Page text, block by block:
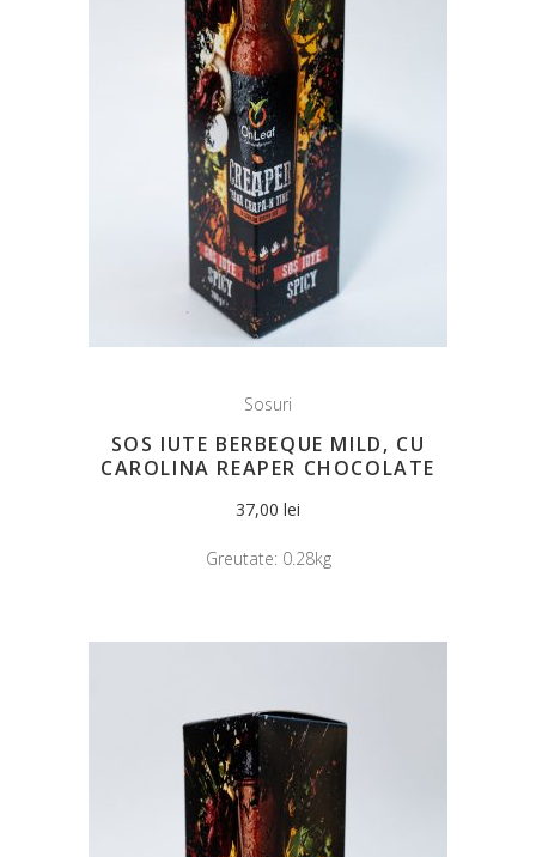
Sosuri
SOS IUTE BERBEQUE MILD, CU
CAROLINA REAPER CHOCOLATE
37,00 lei
Greutate: 0.28kg